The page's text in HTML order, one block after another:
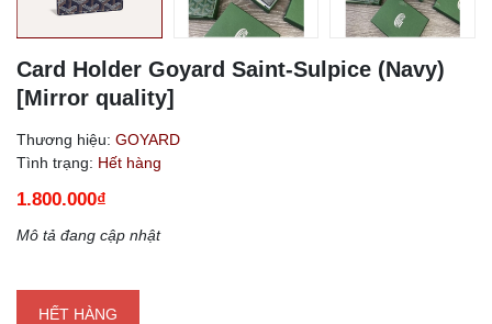
Card Holder Goyard Saint-Sulpice (Navy)
[Mirror quality]
Thương hiệu: GOYARD
Tình trạng: Hết hàng
1.800.000₫
Mô tả đang cập nhật
HẾT HÀNG